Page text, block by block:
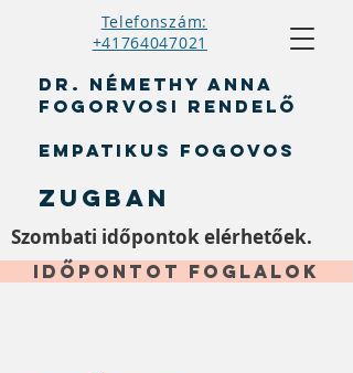
Telefonszám:
+41764047021
DR. Némethy Anna
Fogorvosi rendelő
Empatikus fogovos
Zugban
Időpontot foglalok
Szombati időpontok elérhetőek.